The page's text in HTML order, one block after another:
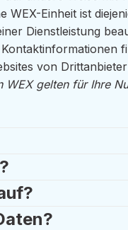
Einheit ist
Dienstleistung
von
gelten für Ihre